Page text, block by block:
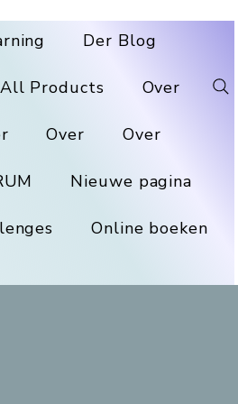
Der Blog
All Products Over
Over Over
Nieuwe pagina
Online boeken